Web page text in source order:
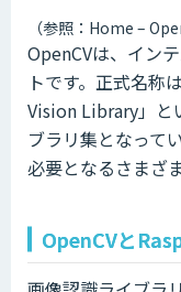
（参照：Home –
OpenCVは、イン
トです。正式名
Vision Library」と
ブラリ集となって
必要となるさまざ
OpenCVと